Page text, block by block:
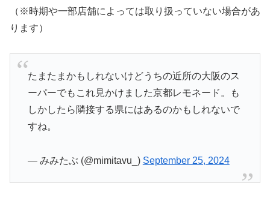
（※時期や一部店舗によっては取り扱っていない場合があ
ります）
たまたまかもしれないけどうちの近所の大阪のス
ーパーでもこれ見かけました京都レモネード。も
しかしたら隣接する県にはあるのかもしれないで
すね。
— みみたぶ (@mimitavu_) September 25, 2024